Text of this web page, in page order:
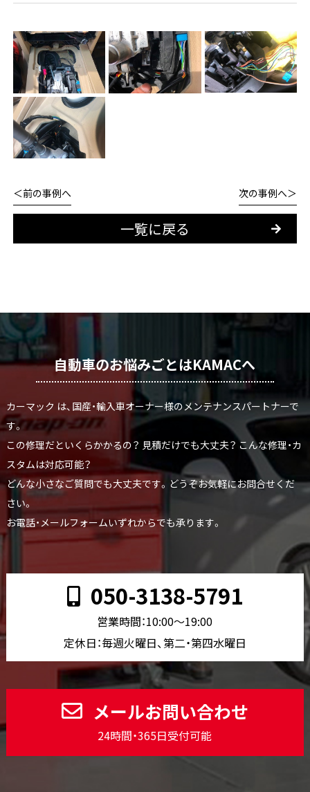
前の事例へ
一覧に戻る
次の事例へ
自動車のお悩みごとはKAMACへ
カーマック は、国産・輸入車オーナー様のメンテナンスパートナーで
す。
この修理だといくらかかるの？ 見積だけでも大丈夫？ こんな修理・カ
スタムは対応可能？
どんな小さなご質問でも大丈夫です。どうぞお気軽にお問合せくだ
さい。
お電話・メールフォームいずれからでも承ります。
050-3138-5791
営業時間：10:00〜19:00
定休日：毎週火曜日、第二・第四水曜日
メールお問い合わせ
24時間・365日受付可能